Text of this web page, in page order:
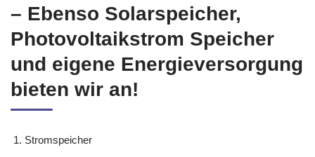
– Ebenso Solarspeicher,
Photovoltaikstrom Speicher
und eigene Energieversorgung
bieten wir an!
Stromspeicher